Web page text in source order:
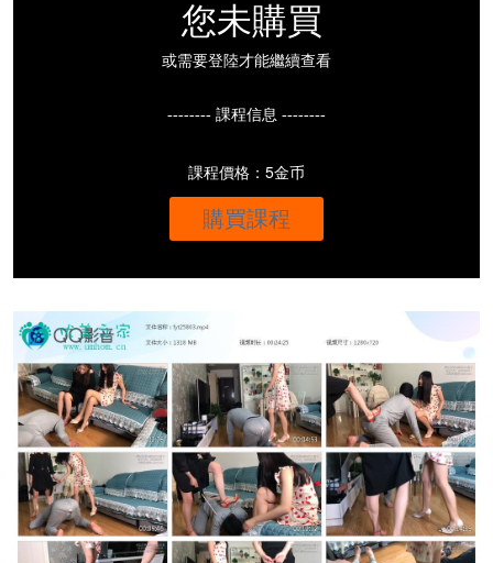
您未購買
或需要登陸才能繼續查看
-------- 課程信息 --------
課程價格：5金币
購買課程